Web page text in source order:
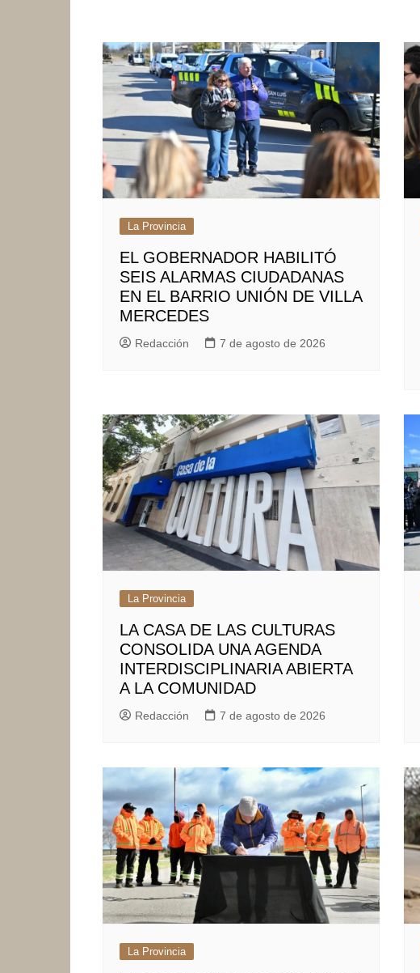
La Provincia
EL GOBERNADOR HABILITÓ
SEIS ALARMAS CIUDADANAS
EN EL BARRIO UNIÓN DE VILLA
MERCEDES
Redacción 7 de agosto de 2026
La Provincia
LA CASA DE LAS CULTURAS
CONSOLIDA UNA AGENDA
INTERDISCIPLINARIA ABIERTA
A LA COMUNIDAD
Redacción 7 de agosto de 2026
La Provincia